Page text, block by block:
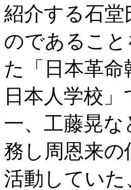
紹介する石
のであるこ
た「日本革
日本人学校
一、工藤晃
務し周恩来
活動してい